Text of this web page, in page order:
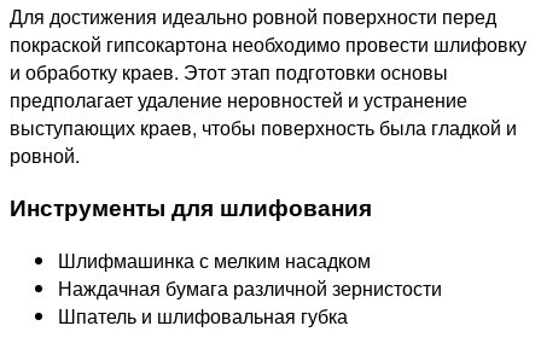
Для достижения идеально ровной поверхности перед
покраской гипсокартона необходимо провести шлифовку
и обработку краев. Этот этап подготовки основы
предполагает удаление неровностей и устранение
выступающих краев, чтобы поверхность была гладкой и
ровной.
Инструменты для шлифования
Шлифмашинка с мелким насадком
Наждачная бумага различной зернистости
Шпатель и шлифовальная губка